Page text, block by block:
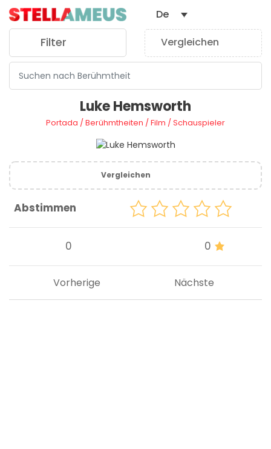
Filter Vergleichen
De
Luke Hemsworth
Portada /Berühmtheiten /Film /Schauspieler
Vergleichen
Abstimmen
0 0
Nächste
Vorherige